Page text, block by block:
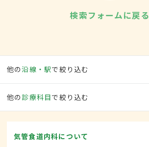
検索フォームに戻る
他の沿線・駅で絞り込む
他の 診療科目で絞り込む
気管食道内科について